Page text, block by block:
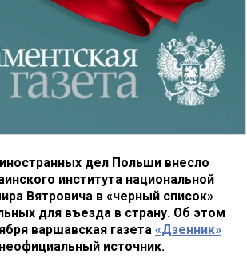
дел Польши внесло
института национальной
Вятровича в «черный список»
для въезда в страну. Об этом
варшавская газета «Дзенник»
источник.